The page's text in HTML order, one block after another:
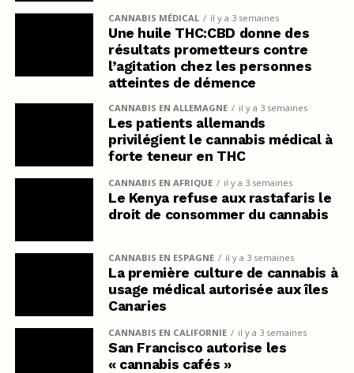
CANNABIS MÉDICAL il y a 3 semaines
Une huile THC:CBD donne des
résultats prometteurs contre
l’agitation chez les personnes
atteintes de démence
CANNABIS EN ALLEMAGNE il y a 3 semaines
Les patients allemands
privilégient le cannabis médical à
forte teneur en THC
CANNABIS EN AFRIQUE il y a 3 semaines
Le Kenya refuse aux rastafaris le
droit de consommer du cannabis
CANNABIS EN ESPAGNE il y a 3 semaines
La première culture de cannabis à
usage médical autorisée aux îles
Canaries
CANNABIS EN CALIFORNIE il y a 3 semaines
San Francisco autorise les
« cannabis cafés »